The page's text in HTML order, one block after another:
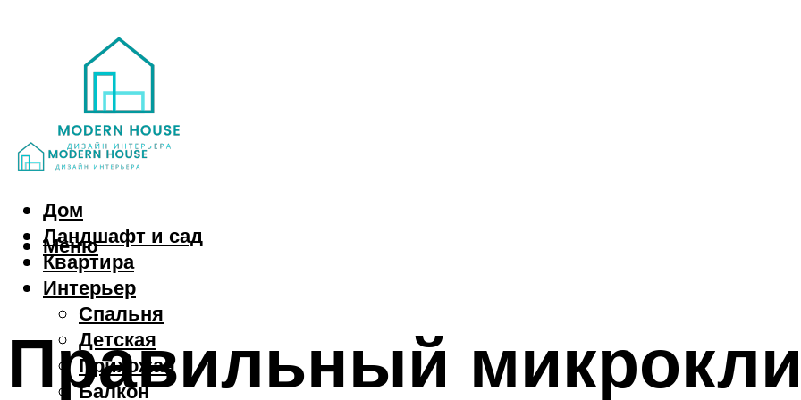
Дом
Ландшафт и сад
Квартира
Интерьер
Спальня
Детская
Прихожая
Балкон
Меню
Правильный